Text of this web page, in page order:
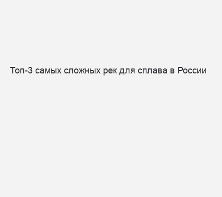
Топ-3 самых сложных рек для сплава в России